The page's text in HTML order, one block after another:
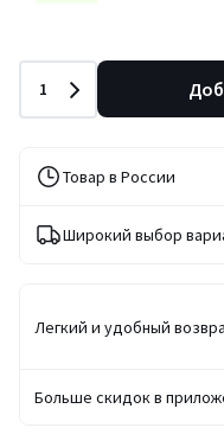
Количество
1
Товар в России
Широкий выбор
Легкий и удобный
Больше скидок в